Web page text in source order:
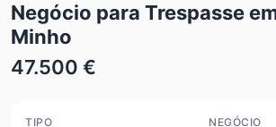
Negócio para Trespasse
Minho
47.500 €
TIPO NEGÓCIO